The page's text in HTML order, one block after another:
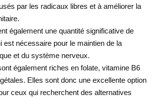
par les radicaux libres et à améliorer la
également une quantité significative de
est nécessaire pour le maintien de la
et du système nerveux.
également riches en folate, vitamine B6
Elles sont donc une excellente option
ceux qui recherchent des alternatives